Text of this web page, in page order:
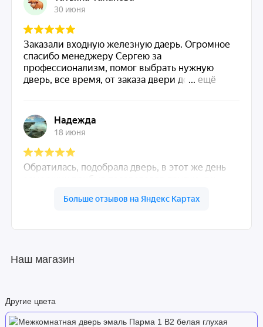
Наш магазин
Другие цвета